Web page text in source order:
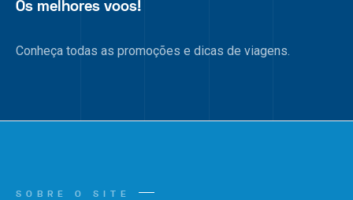
Os melhores voos!
Conheça todas as promoções e dicas de viagens.
SOBRE O SITE